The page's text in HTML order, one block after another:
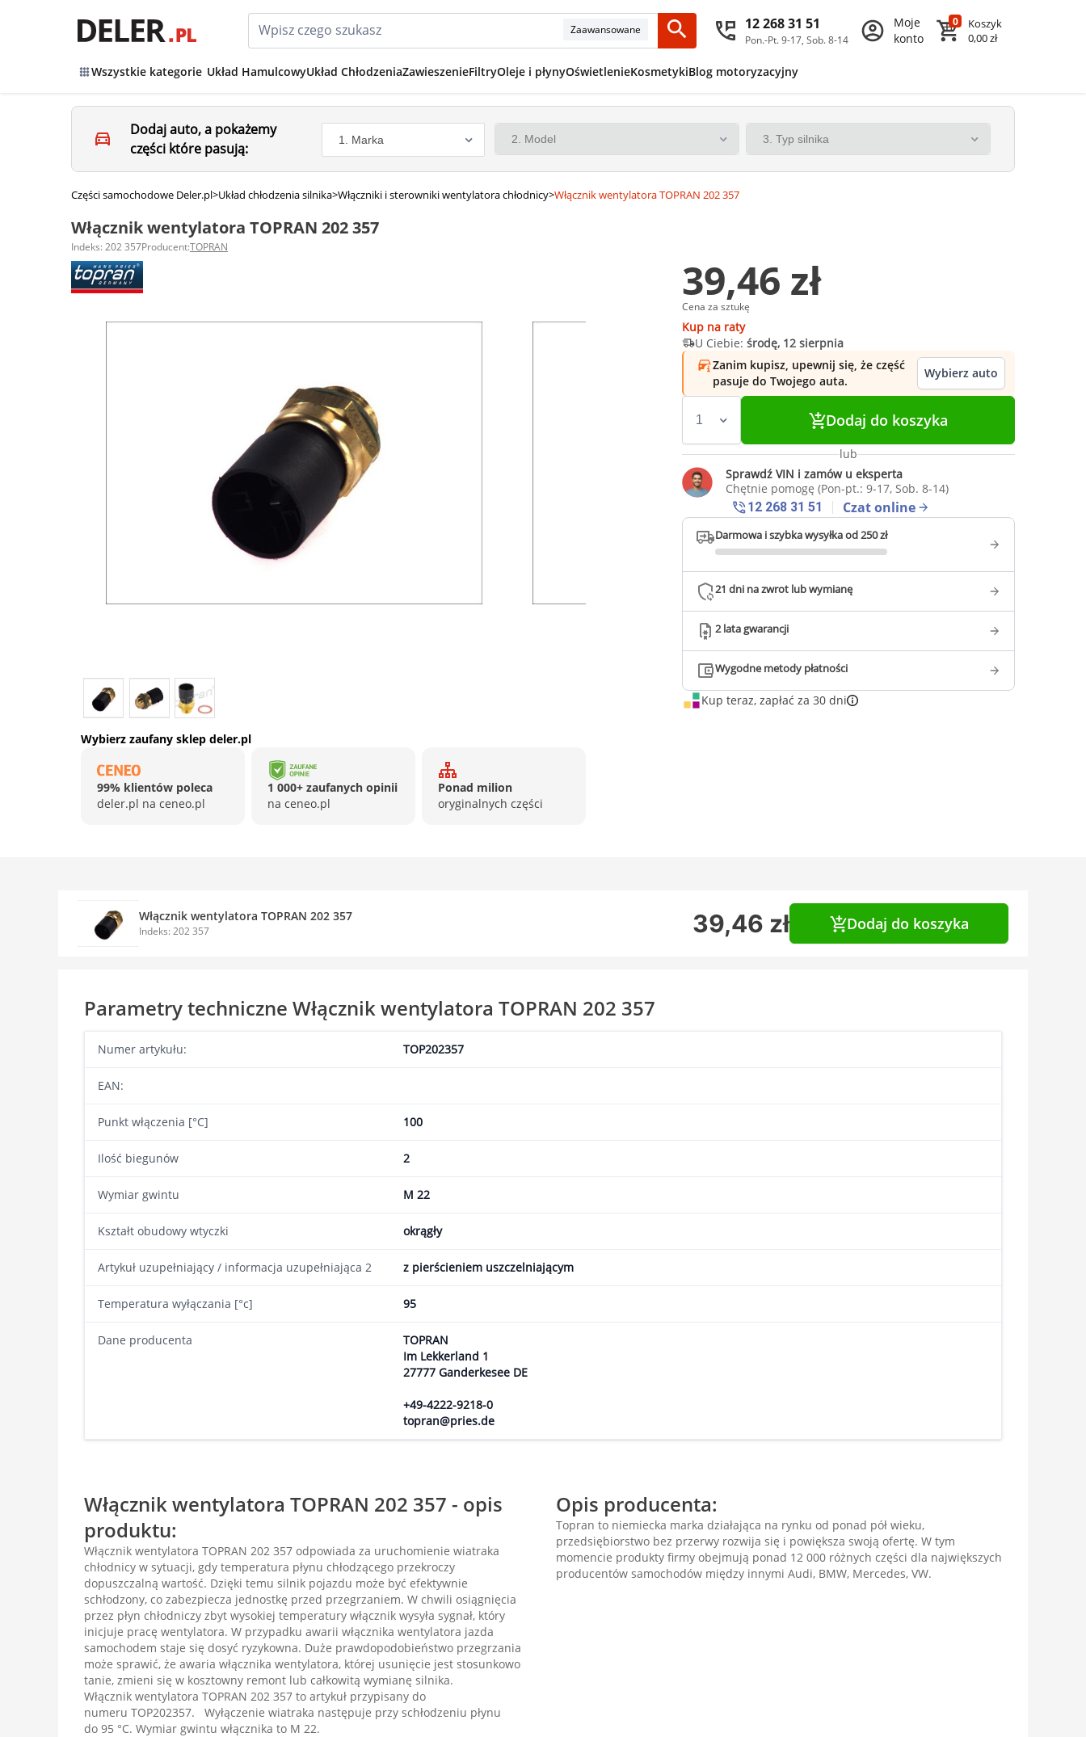
Zaawansowane 12 268 31 51
Pon.-Pt. 9-17, Sob. 8-14
Moje
konto
0
Koszyk
0,00 zł
Wszystkie kategorie Układ HamulcowyUkład ChłodzeniaZawieszenieFiltryOleje i płynyOświetlenieKosmetykiBlog motoryzacyjny
Dodaj auto, a pokażemy
części które pasują:
Części samochodowe Deler.pl>Układ chłodzenia silnika>Włączniki i sterowniki wentylatora chłodnicy>Włącznik wentylatora TOPRAN 202 357
Włącznik wentylatora TOPRAN 202 357
Indeks: 202 357Producent:TOPRAN
39,46 zł
Cena za sztukę
Kup na raty
U Ciebie:środę, 12 sierpnia
Zanim kupisz, upewnij się, że część
pasuje do Twojego auta.
Wybierz auto
Dodaj do koszyka
lub
Sprawdź VIN i zamów u eksperta
Chętnie pomogę (Pon-pt.: 9-17, Sob. 8-14)
12 268 31 51
Czat online
Darmowa i szybka wysyłka od 250 zł
21 dni na zwrot lub wymianę
2 lata gwarancji
Wygodne metody płatności
Kup teraz, zapłać za 30 dni
Wybierz zaufany sklep deler.pl
99% klientów poleca
deler.pl na ceneo.pl
1 000+ zaufanych opinii
na ceneo.pl
Ponad milion
oryginalnych części
Włącznik wentylatora TOPRAN 202 357
Indeks: 202 357 39,46 zł Dodaj do koszyka
Parametry techniczne Włącznik wentylatora TOPRAN 202 357
Numer artykułu: TOP202357
EAN:
Punkt włączenia [°C] 100
Ilość biegunów 2
Wymiar gwintu M 22
Kształt obudowy wtyczki okrągły
Artykuł uzupełniający / informacja uzupełniająca 2 z pierścieniem uszczelniającym
Temperatura wyłączania [°c] 95
Dane producenta
TOPRAN
Im Lekkerland 1
27777 Ganderkesee DE
+49-4222-9218-0
topran@pries.de
Włącznik wentylatora TOPRAN 202 357 - opis
produktu:
Włącznik wentylatora TOPRAN 202 357 odpowiada za uruchomienie wiatraka
chłodnicy w sytuacji, gdy temperatura płynu chłodzącego przekroczy
dopuszczalną wartość. Dzięki temu silnik pojazdu może być efektywnie
schłodzony, co zabezpiecza jednostkę przed przegrzaniem. W chwili osiągnięcia
przez płyn chłodniczy zbyt wysokiej temperatury włącznik wysyła sygnał, który
inicjuje pracę wentylatora. W przypadku awarii włącznika wentylatora jazda
samochodem staje się dosyć ryzykowna. Duże prawdopodobieństwo przegrzania
może sprawić, że awaria włącznika wentylatora, której usunięcie jest stosunkowo
tanie, zmieni się w kosztowny remont lub całkowitą wymianę silnika.
Włącznik wentylatora TOPRAN 202 357 to artykuł przypisany do
numeru TOP202357. Wyłączenie wiatraka następuje przy schłodzeniu płynu
do 95 °C. Wymiar gwintu włącznika to M 22.
Opis producenta:
Topran to niemiecka marka działająca na rynku od ponad pół wieku,
przedsiębiorstwo bez przerwy rozwija się i powiększa swoją ofertę. W tym
momencie produkty firmy obejmują ponad 12 000 różnych części dla największych
producentów samochodów między innymi Audi, BMW, Mercedes, VW.